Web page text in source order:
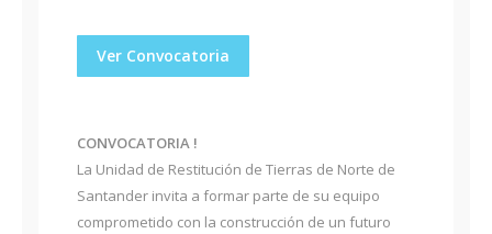
Ver Convocatoria
CONVOCATORIA !
La Unidad de Restitución de Tierras de Norte de
Santander invita a formar parte de su equipo
comprometido con la construcción de un futuro